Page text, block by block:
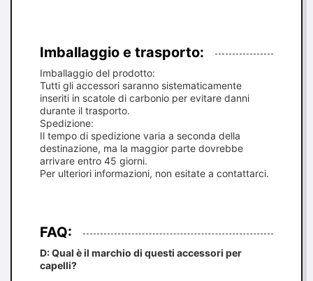
Imballaggio e trasporto:
Imballaggio del prodotto:
Tutti gli accessori saranno sistematicamente
inseriti in scatole di carbonio per evitare danni
durante il trasporto.
Spedizione:
Il tempo di spedizione varia a seconda della
destinazione, ma la maggior parte dovrebbe
arrivare entro 45 giorni.
Per ulteriori informazioni, non esitate a contattarci.
FAQ:
D: Qual è il marchio di questi accessori per
capelli?